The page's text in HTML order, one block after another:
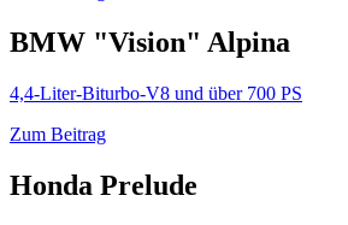
BMW "Vision" Alpina
4,4-Liter-Biturbo-V8 und über 700 PS
Zum Beitrag
Honda Prelude